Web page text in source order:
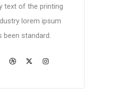
text of the printing
lorem ipsum
been standard.